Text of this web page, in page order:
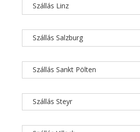
Szállás Linz
Szállás Salzburg
Szállás Sankt Pölten
Szállás Steyr